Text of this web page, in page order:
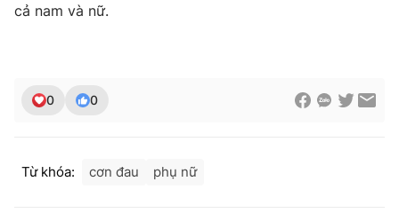
cả nam và nữ.
0 0
Từ khóa: cơn đau phụ nữ